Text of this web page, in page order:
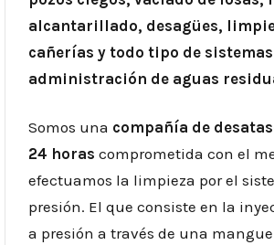
alcantarillado, desagües,
cañerías y todo tipo de
administración de aguas
Somos una compañía de
24 horas comprometida con el
efectuamos la limpieza por el
presión. El que consiste en la
a presión a través de una